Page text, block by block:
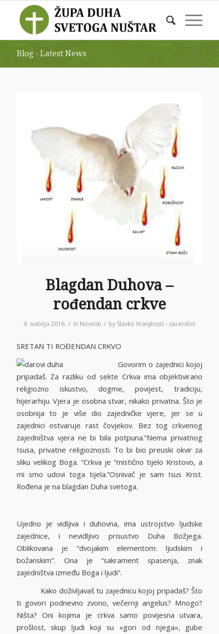
Blog - Latest News
Blagdan Duhova –
rođendan crkve
9. svibnja 2016. / in Novosti / by Slavko Vranjković - sacerdos
SRETAN TI ROĐENDAN CRKVO
Govorim o zajednici kojoj
pripadaš. Za razliku od sekte Crkva ima objektivirano
religiozno iskustvo, dogme, povijest, tradiciju,
hijerarhiju. Vjera je osobna stvar, nikako privatna. Što je
osobnija to je više dio zajedničke vjere, jer se u
zajednici ostvaruje rast čovjekov. Bez tog crkvenog
zajedništva vjera ne bi bila potpuna.”Nema privatnog
Isusa, privatne religioznosti. To bi bio preuski okvir za
sliku velikog Boga. “Crkva je “mistično tijelo Kristovo, a
mi smo udovi toga tijela.”Osnivač je sam Isus Krist.
Rođena je na blagdan Duha svetoga.
Ujedno je vidljiva i duhovna, ima ustrojstvo ljudske
zajednice, i nevidljivo prisustvo Duha Božjega.
Oblikovana je “dvojakim elementom: ljudskim i
božanskim”. Ona je “sakrament spasenja, znak
zajedništva između Boga i ljudi”.
Kako doživljavaš tu zajednicu kojoj pripadaš? Što
ti govori podnevno zvono, večernji angelus? Mnogo?
Ništa? Oni kojima je crkva samo povijesna utvara,
prošlost, skup ljudi koji su «gori od njega», gube